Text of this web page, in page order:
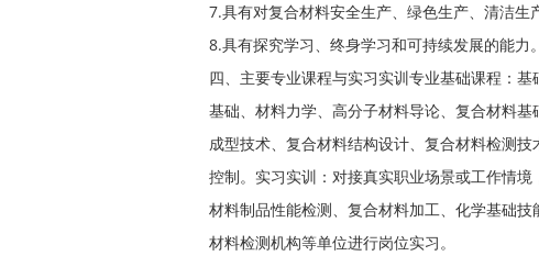
7.具有对复合材料安全生产、绿色生产、清洁生
8.具有探究学习、终身学习和可持续发展的能力。
四、主要专业课程与实习实训专业基础课程：
基础、材料力学、高分子材料导论、复合材料
成型技术、复合材料结构设计、复合材料检测
控制。实习实训：对接真实职业场景或工作情
材料制品性能检测、复合材料加工、化学基础
材料检测机构等单位进行岗位实习。